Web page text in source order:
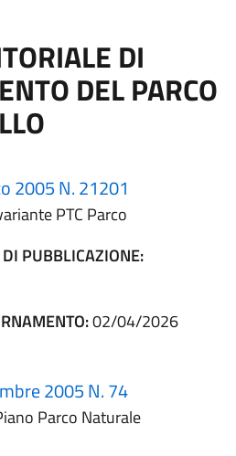
DI
DEL PARCO
2005 N. 21201
PTC Parco
PUBBLICAZIONE:
02/04/2026
2005 N. 74
Parco Naturale